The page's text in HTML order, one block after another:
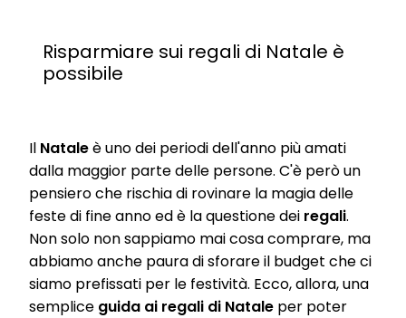
Risparmiare sui regali di Natale è
possibile
Il Nataleè uno dei periodi dell'anno più amati
dalla maggior parte delle persone. C'è però un
pensiero che rischia di rovinare la magia delle
feste di fine anno ed è la questione dei regali.
Non solo non sappiamo mai cosa comprare, ma
abbiamo anche paura di sforare il budget che ci
siamo prefissati per le festività. Ecco, allora, una
semplice guida ai regali di Natale per poter